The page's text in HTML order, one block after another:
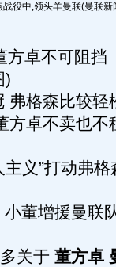
役中,领头羊曼联(曼联新
方卓不可阻挡
)
弗格森比较轻
方卓不卖也不
义”打动弗格
董增援曼联
关于 董方卓